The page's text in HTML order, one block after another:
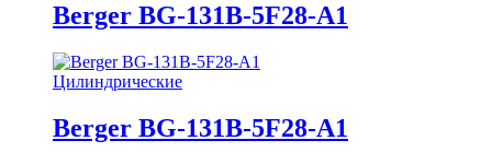
Berger BG-131B-5F28-A1
Цилиндрические
Berger BG-131B-5F28-A1